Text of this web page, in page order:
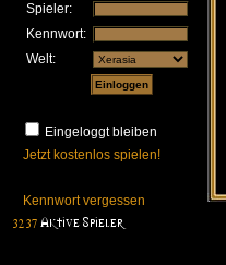
Spieler:
Kennwort:
Welt:
Eingeloggt bleiben
Jetzt kostenlos spielen!
Kennwort vergessen